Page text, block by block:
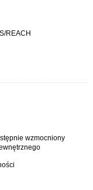
REACH
wzmocniony